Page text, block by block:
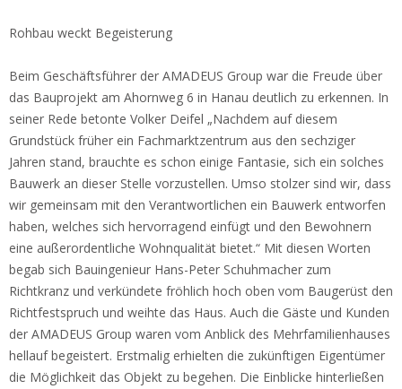
Rohbau weckt Begeisterung
Beim Geschäftsführer der AMADEUS Group war die Freude über
das Bauprojekt am Ahornweg 6 in Hanau deutlich zu erkennen. In
seiner Rede betonte Volker Deifel „Nachdem auf diesem
Grundstück früher ein Fachmarktzentrum aus den sechziger
Jahren stand, brauchte es schon einige Fantasie, sich ein solches
Bauwerk an dieser Stelle vorzustellen. Umso stolzer sind wir, dass
wir gemeinsam mit den Verantwortlichen ein Bauwerk entworfen
haben, welches sich hervorragend einfügt und den Bewohnern
eine außerordentliche Wohnqualität bietet.“ Mit diesen Worten
begab sich Bauingenieur Hans-Peter Schuhmacher zum
Richtkranz und verkündete fröhlich hoch oben vom Baugerüst den
Richtfestspruch und weihte das Haus. Auch die Gäste und Kunden
der AMADEUS Group waren vom Anblick des Mehrfamilienhauses
hellauf begeistert. Erstmalig erhielten die zukünftigen Eigentümer
die Möglichkeit das Objekt zu begehen. Die Einblicke hinterließen